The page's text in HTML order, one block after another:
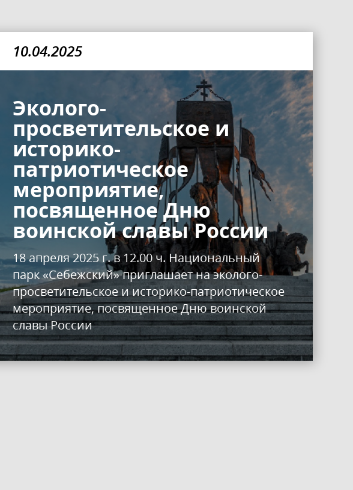
10.04.2025
Эколого-
просветительское и
историко-
патриотическое
мероприятие,
посвященное Дню
воинской славы России
18 апреля 2025 г. в 12.00 ч. Национальный
парк «Себежский» приглашает на эколого-
просветительское и историко-патриотическое
мероприятие, посвященное Дню воинской
славы России